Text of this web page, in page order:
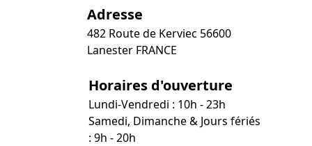
Adresse
482 Route de Kerviec 56600
Lanester FRANCE
Horaires d'ouverture
Lundi-Vendredi : 10h - 23h
Samedi, Dimanche & Jours fériés
: 9h - 20h